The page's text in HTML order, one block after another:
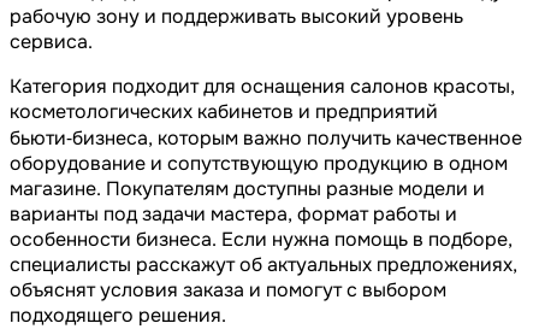
рабочую зону и поддерживать высокий уровень
сервиса.
Категория подходит для оснащения салонов красоты,
косметологических кабинетов и предприятий
бьюти‑бизнеса, которым важно получить качественное
оборудование и сопутствующую продукцию в одном
магазине. Покупателям доступны разные модели и
варианты под задачи мастера, формат работы и
особенности бизнеса. Если нужна помощь в подборе,
специалисты расскажут об актуальных предложениях,
объяснят условия заказа и помогут с выбором
подходящего решения.